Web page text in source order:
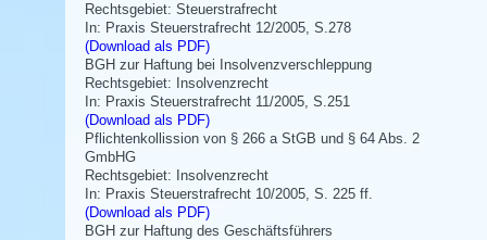
Rechtsgebiet: Steuerstrafrecht
In: Praxis Steuerstrafrecht 12/2005, S.278
(Download als PDF)
BGH zur Haftung bei Insolvenzverschleppung
Rechtsgebiet: Insolvenzrecht
In: Praxis Steuerstrafrecht 11/2005, S.251
(Download als PDF)
Pflichtenkollission von § 266 a StGB und § 64 Abs. 2
GmbHG
Rechtsgebiet: Insolvenzrecht
In: Praxis Steuerstrafrecht 10/2005, S. 225 ff.
(Download als PDF)
BGH zur Haftung des Geschäftsführers